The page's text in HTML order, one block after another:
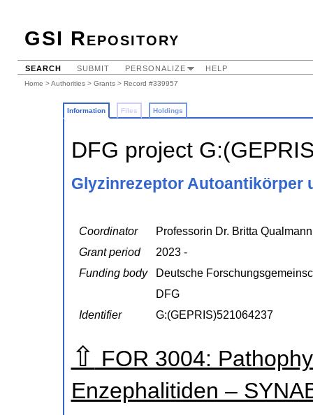
GSI Repository
SEARCH SUBMIT PERSONALIZE HELP
Home >Authorities > Grants > Record #339957
Information Files Holdings
DFG project
Glyzinrezeptor Autoantikörper
Coordinator
Professorin Dr. Britta
Grant period
2023 -
Funding body
Deutsche
DFG
Identifier
G:(GEPRIS)521064237
⇧ FOR 3004:
Enzephalitiden –